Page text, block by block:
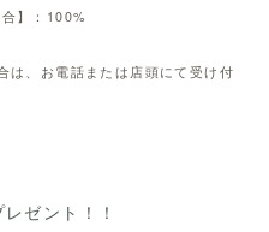
】：100%
は、お電話または店頭にて受け付
ゼント！！